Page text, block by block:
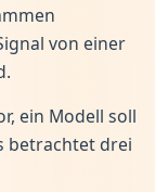
von einer
ein Modell soll
betrachtet drei